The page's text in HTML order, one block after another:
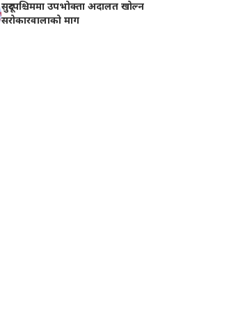
सुदूरपश्चिममा उपभोक्ता अदालत खोल्न
सरोकारवालाको माग